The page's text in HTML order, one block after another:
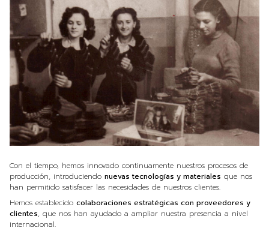
Con el tiempo, hemos innovado continuamente nuestros procesos de
producción, introduciendo nuevas tecnologías y materiales que nos
han permitido satisfacer las necesidades de nuestros clientes.
Hemos establecido colaboraciones estratégicas con proveedores y
clientes, que nos han ayudado a ampliar nuestra presencia a nivel
internacional.